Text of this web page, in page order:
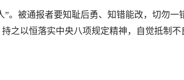
被通报者要知耻后勇、知错能改，切勿一
之以恒落实中央八项规定精神，自觉抵制不